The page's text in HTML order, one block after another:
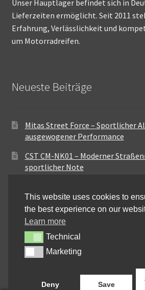
Unser Hauptlager befindet sich in
Lieferzeiten ermöglicht. Seit 2011
Erfahrung, Verlässlichkeit und
um Motorradreifen.
Neueste Beiträge
Mitas Street Force – Sportlicher
ausgewogener Performance
CST CM-NK01 – Moderner
sportlicher Note
Maxxis MA-ST3 – Ausgewogener
für vielseitige Einsätze
Pirelli City Demon –
Alltag
Metzeler Perfect ME77 –
Straßenperformance
This website uses cookies to
the best experience on our
Learn more
TechnicalTechnical
MarketingMarketing
Deny Save